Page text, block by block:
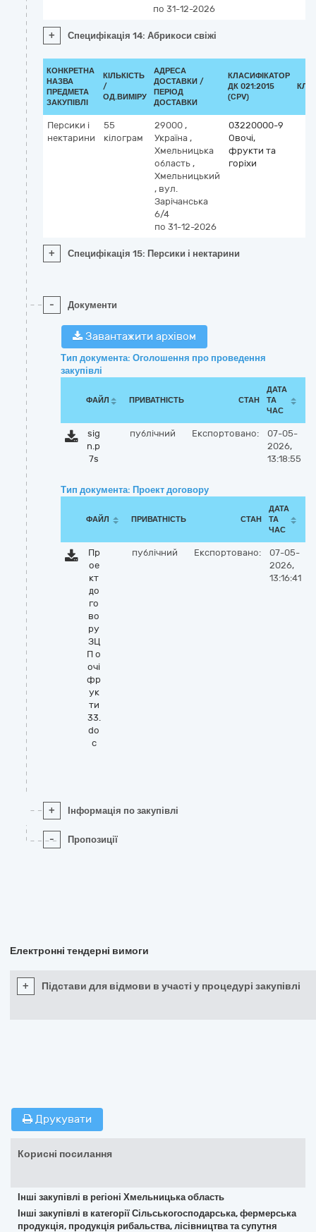
по 31-12-2026
+ Специфікація 14: Абрикоси свіжі
КОНКРЕТНА
НАЗВА
ПРЕДМЕТА
ЗАКУПІВЛІ
КІЛЬКІСТЬ
/
ОД.ВИМІРУ
АДРЕСА
ДОСТАВКИ /
ПЕРІОД
ДОСТАВКИ
КЛАСИФІКАТОР
ДК 021:2015
(CPV)
Персики і
нектарини
55
кілограм
29000 ,
Україна ,
Хмельницька
область ,
Хмельницький
, вул.
Зарічанська
6/4
по 31-12-2026
03220000-9
Овочі,
фрукти та
горіхи
+ Специфікація 15: Персики і нектарини
- Документи
Завантажити архівом
Тип документа: Оголошення про проведення
закупівлі
ФАЙЛ ПРИВАТНІСТЬ СТАН
ДАТА
ТА
ЧАС
sig
n.p
7s
публічний Експортовано:
07-05-
2026,
13:18:55
Тип документа: Проект договору
ФАЙЛ ПРИВАТНІСТЬ СТАН
ДАТА
ТА
ЧАС
Пр
ое
кт
до
го
во
ру
ЗЦ
П о
очі
фр
ук
ти
33.
do
c
публічний Експортовано:
07-05-
2026,
13:16:41
+ Інформація по закупівлі
- Пропозиції
Електронні тендерні вимоги
+ Підстави для відмови в участі у процедурі закупівлі
Друкувати
Корисні посилання
Інші закупівлі в регіоні Хмельницька область
Інші закупівлі в категорії Сільськогосподарська, фермерська
продукція, продукція рибальства, лісівництва та супутня